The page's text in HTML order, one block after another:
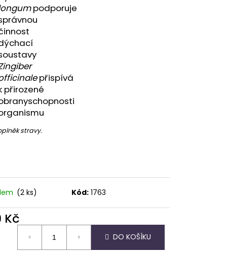
podporuje
přispívá
přirozené
stravy.
(2 ks) Kód: 1763
Kč
DO KOŠÍKU